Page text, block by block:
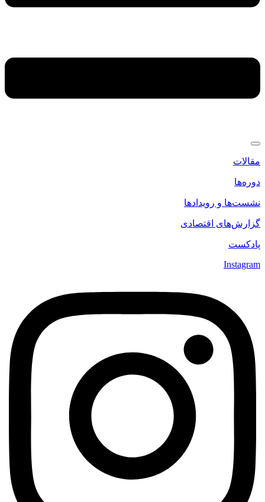
مقالات
دوره‌ها
نشست‌ها و رویدادها
گزارش‌های اقتصادی
پادکست
Instagram